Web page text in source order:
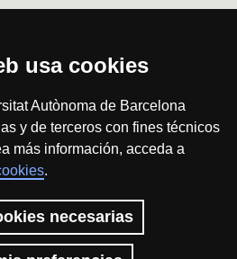
usa cookies
Autònoma de Barcelona
y de terceros con fines técnicos
más información, acceda a
.
necesarias